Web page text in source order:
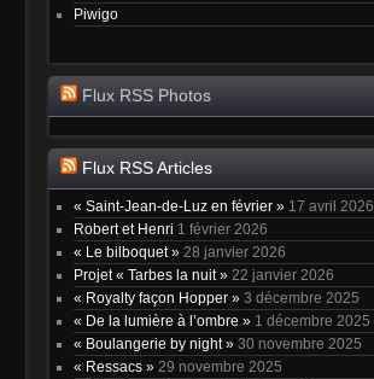
Piwigo
Flux RSS Photos
Flux RSS Articles
« Saint-Jean-de-Luz en février » 17 avril 2026
Robert et Henri 1 février 2026
« Le bilboquet » 28 janvier 2026
Projet « Tarbes la nuit » 22 janvier 2026
« Royalty façon Hopper » 3 décembre 2025
« De la lumière à l’ombre » 1 décembre 2025
« Boulangerie by night » 30 novembre 2025
« Ressacs » 29 novembre 2025